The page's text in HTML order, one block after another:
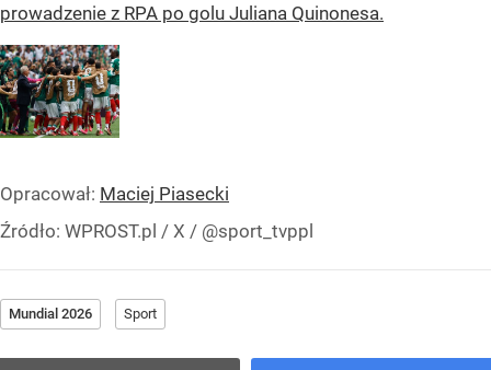
prowadzenie z RPA po golu Juliana Quinonesa.
Opracował: Maciej Piasecki
Źródło: WPROST.pl / X / @sport_tvppl
Mundial 2026 Sport